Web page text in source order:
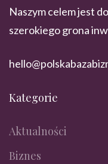
Naszym celem jest
szerokiego grona
Kategorie
Aktualności
Biznes